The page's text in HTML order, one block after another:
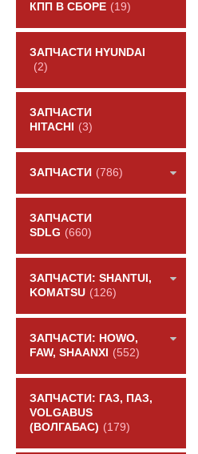
КПП В СБОРЕ (19)
ЗАПЧАСТИ HYUNDAI
(2)
ЗАПЧАСТИ
HITACHI
(3)
ЗАПЧАСТИ (786)
ЗАПЧАСТИ
SDLG (660)
ЗАПЧАСТИ: SHANTUI,
KOMATSU (126)
ЗАПЧАСТИ: HOWO,
FAW, SHAANXI
(552)
ЗАПЧАСТИ: ГАЗ, ПАЗ,
VOLGABUS
(ВОЛГАБАС) (179)